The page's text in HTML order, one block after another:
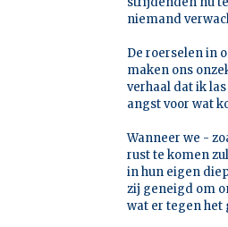
niemand
De roerselen in
maken ons
verhaal dat ik
angst voor wat
Wanneer we -
rust te komen
in hun eigen
zij geneigd om
wat er tegen het